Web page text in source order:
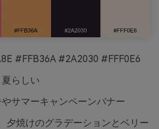
#FFB36A #2A2030 #FFF0E6
らしい
サマーキャンペーンバナー
夕焼けのグラデーションとベリー